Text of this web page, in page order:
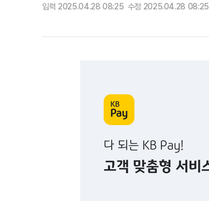
입력 2025.04.28 08:25 수정 2025.04.28 08:25